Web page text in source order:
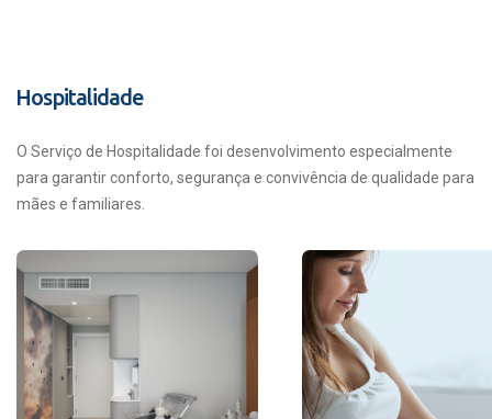
Hospitalidade
O Serviço de Hospitalidade foi desenvolvimento especialmente
para garantir conforto, segurança e convivência de qualidade para
mães e familiares.